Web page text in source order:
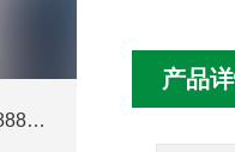
交流电机ACM 160M-4参
TOOL-TEMP温度控制器MP888技术参数
产品